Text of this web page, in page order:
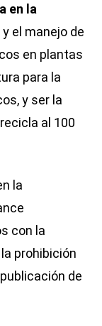
en la
y el manejo de
en plantas
para la
y ser la
al 100
la
con la
prohibición
de